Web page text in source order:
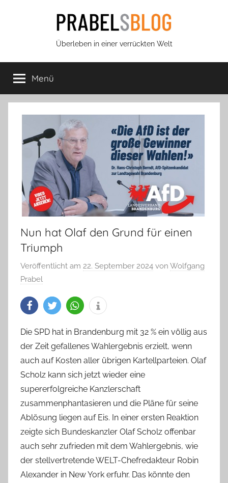
Prabels
Blog
Überleben in einer verrückten Welt
Menü
Nun hat Olaf den Grund für einen
Triumph
Veröffentlicht am 22. September 2024 von Wolfgang
Prabel
Die SPD hat in Brandenburg mit 32 % ein völlig aus
der Zeit gefallenes Wahlergebnis erzielt, wenn
auch auf Kosten aller übrigen Kartellparteien. Olaf
Scholz kann sich jetzt wieder eine
supererfolgreiche Kanzlerschaft
zusammenphantasieren und die Pläne für seine
Ablösung liegen auf Eis. In einer ersten Reaktion
zeigte sich Bundeskanzler Olaf Scholz offenbar
auch sehr zufrieden mit dem Wahlergebnis, wie
der stellvertretende WELT-Chefredakteur Robin
Alexander in New York erfuhr. Das könnte den